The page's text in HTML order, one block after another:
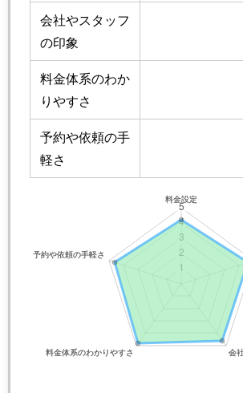
会社やスタッフ
の印象
料金体系のわか
りやすさ
予約や依頼の手
軽さ